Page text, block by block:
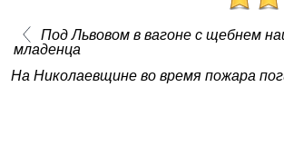
Под Львовом в вагоне с щебнем
младенца
На Николаевщине во время пожара